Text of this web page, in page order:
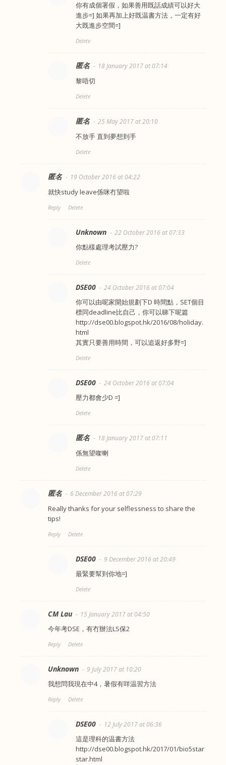
你有成個署假，如果善用既話成績可以好大
進步=] 如果再加上好既温書方法，一定有好
大既進步空間=]
Delete
匿名 18 January 2017 at 07:14
黎唔切
Delete
匿名 25 May 2017 at 20:10
不放手 直到夢想到手
Delete
匿名 19 October 2016 at 04:22
就快study leave係咪冇望啦
Reply Delete
Unknown 22 October 2016 at 07:33
你點樣處理考試壓力?
Delete
DSE00 24 October 2016 at 07:04
你可以由呢家開始規劃下D 時間點，SET個目
標同deadline比自己，你可以睇下呢篇
http://dse00.blogspot.hk/2016/08/holiday.
html
其實只要善用時間，可以追返好多野=]
Delete
DSE00 24 October 2016 at 07:04
壓力都會少D =]
Delete
匿名 18 January 2017 at 07:11
係無望㗎喇
Delete
匿名 6 December 2016 at 07:29
Really thanks for your selflessness to share the
tips!
Reply Delete
DSE00 9 December 2016 at 20:49
最緊要幫到你地=]
Delete
CM Lau 15 January 2017 at 04:50
今年考DSE，有冇辦法LS保2
Reply Delete
Unknown 9 July 2017 at 10:20
我想問我現在中4，暑假有咩温習方法
Reply Delete
DSE00 12 July 2017 at 06:36
這是理科的温書方法
http://dse00.blogspot.hk/2017/01/bio5star
star.html